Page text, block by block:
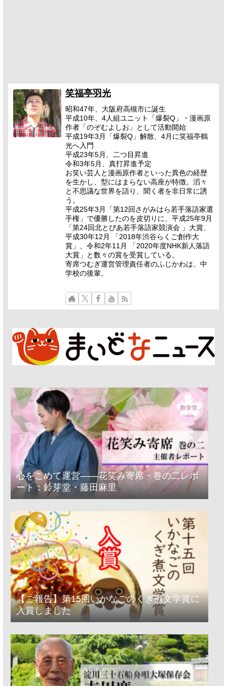
笑福亭羽光
昭和47年、大阪府高槻市に誕生
平成10年、4人組ユニット「爆裂Q」・漫画原
作者「のぞむよしお」として活動開始
平成19年3月「爆裂Q」解散、4月に笑福亭鶴
光へ入門
平成23年5月、二つ目昇進
令和3年5月、真打昇進予定
お笑い芸人と漫画原作者といった異色の経歴
を生かし、型にはまらない高座が特徴。滔々
と不思議な世界を語り、聞く者を非日常に誘
う。
平成25年3月「第12回さがみはら若手落語家選
手権」で優勝したのを皮切りに、平成25年9月
「第24回北とぴあ若手落語家競演会 」大賞、
平成30年12月 「2018年渋谷らくご創作大
賞」、令和2年11月 「2020年度NHK新人落語
大賞」と数々の賞を受賞している。
寄席つむぎ運営管理責任者のふじかわは、中
学校の後輩。
心をこめて運営――花笑み寄席・巻の二レポ
ート：鈴芽堂・藤田麻里
【ご報告】第15回いかなごのくぎ煮文学賞に
入賞しました